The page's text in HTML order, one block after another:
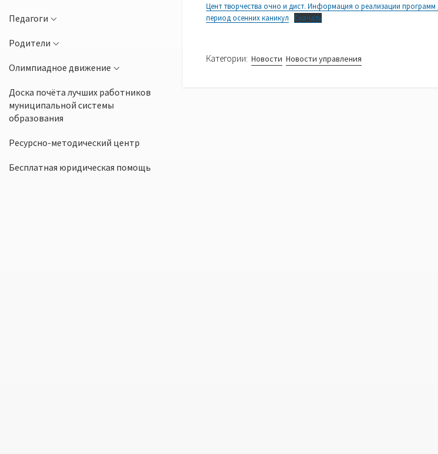
Педагоги
Родители
Олимпиадное движение
Доска почёта лучших работников
муниципальной системы
образования
Ресурсно-методический центр
Бесплатная юридическая помощь
Цент творчества очно и дист. Информация о реализации
период осенних каникул
Скачать
Категории: Новости Новости управления